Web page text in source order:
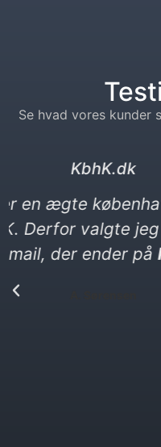
Se hvad vores kunder
Jeg elsker
nye e-mail
vittighed. Den